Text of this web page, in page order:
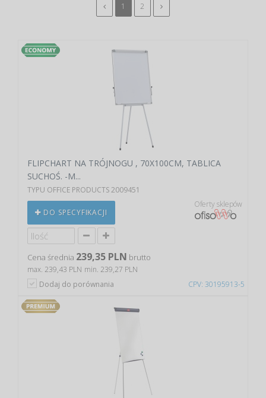
1 2
CPV: 30195913-5
FLIPCHART NA TRÓJNOGU , 70X100CM, TABLICA
SUCHOŚ. -M...
TYPU OFFICE PRODUCTS 2009451
DO SPECYFIKACJI
Oferty sklepów
Cena średnia 239,35 PLN brutto
max. 239,43 PLN min. 239,27 PLN
Dodaj do porównania